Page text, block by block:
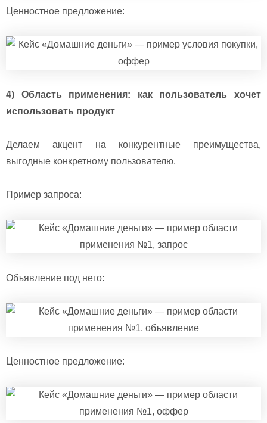
Ценностное предложение:
4) Область применения: как пользователь хочет
использовать продукт
Делаем акцент на конкурентные преимущества,
выгодные конкретному пользователю.
Пример запроса:
Объявление под него:
Ценностное предложение: